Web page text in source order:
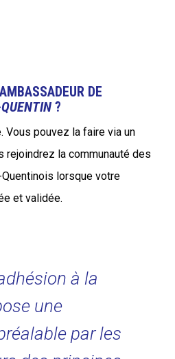
DE
?
Vous pouvez la faire via un
rejoindrez la communauté des
lorsque votre
et validée.
à la
une
par les